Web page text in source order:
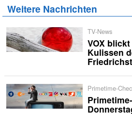
Weitere Nachrichten
TV-News
VOX
Kulissen
Primetime-